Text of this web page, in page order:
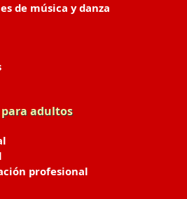
de música y danza
adultos
profesional